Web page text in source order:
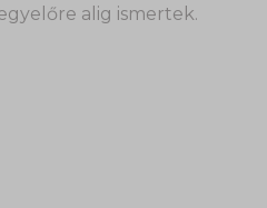
alig ismertek.